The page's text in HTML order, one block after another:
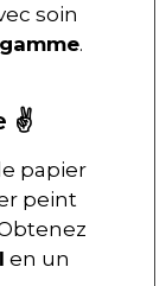
soin
.
✌️
papier
peint
en un